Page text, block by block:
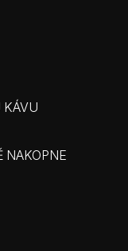
KÁVU
NAKOPNE